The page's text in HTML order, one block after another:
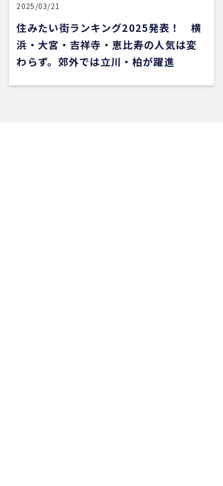
2025/03/21
住みたい街ランキング2025発表！ 横
浜・大宮・吉祥寺・恵比寿の人気は変
わらず。郊外では立川・柏が躍進